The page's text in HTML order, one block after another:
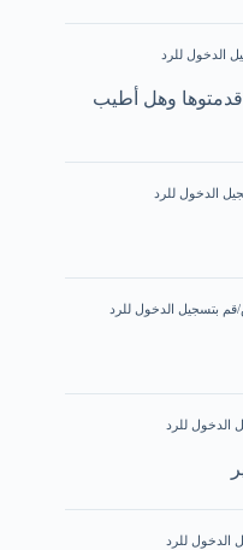
الدخول للرد
قدمتوها وهل أطيب
الدخول للرد
قم بتسجيل الدخول للرد
الدخول للرد
الدخول للرد